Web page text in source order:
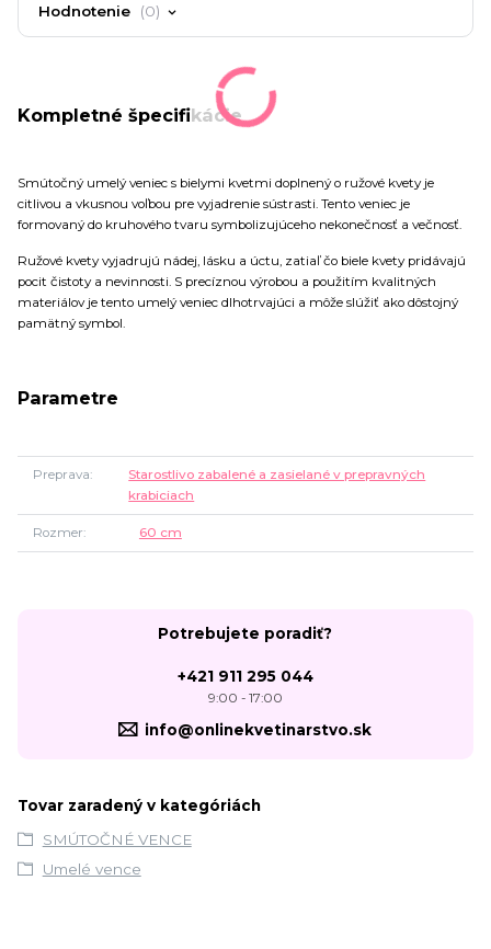
Hodnotenie 0
Kompletné špecifikácie
Smútočný umelý veniec s bielymi kvetmi doplnený o ružové kvety je
citlivou a vkusnou voľbou pre vyjadrenie sústrasti. Tento veniec je
formovaný do kruhového tvaru symbolizujúceho nekonečnosť a večnosť.
Ružové kvety vyjadrujú nádej, lásku a úctu, zatiaľ čo biele kvety pridávajú
pocit čistoty a nevinnosti. S precíznou výrobou a použitím kvalitných
materiálov je tento umelý veniec dlhotrvajúci a môže slúžiť ako dôstojný
pamätný symbol.
Parametre
Preprava
Starostlivo zabalené a zasielané v prepravných
krabiciach
Rozmer 60 cm
Potrebujete poradiť?
+421 911 295 044
9:00 - 17:00
info@onlinekvetinarstvo.sk
Tovar zaradený v kategóriách
SMÚTOČNÉ VENCE
Umelé vence